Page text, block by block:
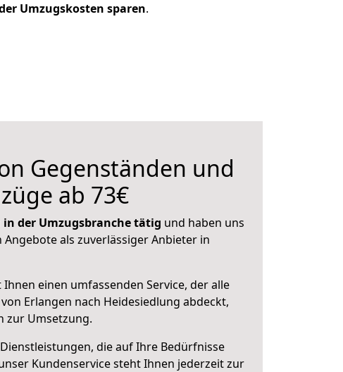
Umzugskosten sparen.
Gegenständen und
ab 73€
in der Umzugsbranche tätig und haben uns
als zuverlässiger Anbieter in
Ihnen einen umfassenden Service, der alle
Erlangen nach Heidesiedlung abdeckt,
zur Umsetzung.
die auf Ihre Bedürfnisse
Kundenservice steht Ihnen jederzeit zur